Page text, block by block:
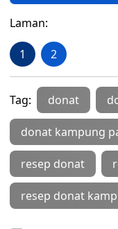
Laman:
1 2
Tag: donat
donat kampung
resep donat
resep donat